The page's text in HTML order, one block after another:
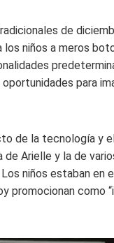
de
niños a meros
para
de la tecnología y
Arielle y la de
niños estaban en
promocionan como